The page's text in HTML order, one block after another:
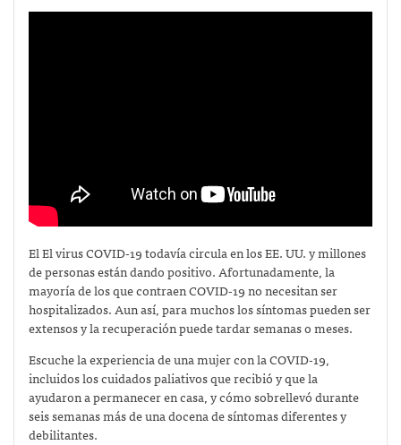
ElEl virus COVID-19 todavía circula en los EE. UU. y millones
de personas están dando positivo. Afortunadamente, la
mayoría de los que contraen COVID-19 no necesitan ser
hospitalizados. Aun así, para muchos los síntomas pueden ser
extensos y la recuperación puede tardar semanas o meses.
Escuche la experiencia de una mujer con la COVID-19,
incluidos los cuidados paliativos que recibió y que la
ayudaron a permanecer en casa, y cómo sobrellevó durante
seis semanas más de una docena de síntomas diferentes y
debilitantes.